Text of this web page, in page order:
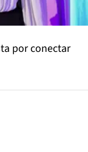
por conectar